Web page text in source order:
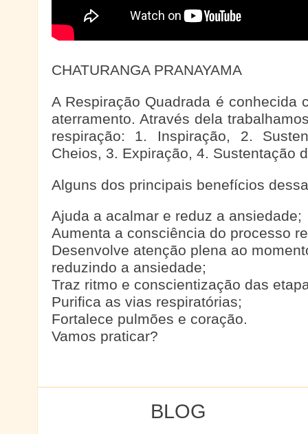
CHATURANGA PRANAYAMA
A Respiração Quadrada é conhecida
aterramento. Através dela
respiração: 1. Inspiração, 2.
Cheios, 3. Expiração, 4. Sustentação
Alguns dos principais benefícios
Ajuda a acalmar e reduz a ansiedade;
Aumenta a consciência do processo
Desenvolve atenção plena ao
reduzindo a ansiedade;
Traz ritmo e conscientização das
Purifica as vias respiratórias;
Fortalece pulmões e coração.
Vamos praticar?
BLOG